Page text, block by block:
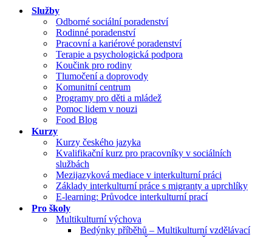
Služby
Odborné sociální poradenství
Rodinné poradenství
Pracovní a kariérové poradenství
Terapie a psychologická podpora
Koučink pro rodiny
Tlumočení a doprovody
Komunitní centrum
Programy pro děti a mládež
Pomoc lidem v nouzi
Food Blog
Kurzy
Kurzy českého jazyka
Kvalifikační kurz pro pracovníky v sociálních
službách
Mezijazyková mediace v interkulturní práci
Základy interkulturní práce s migranty a uprchlíky
E-learning: Průvodce interkulturní prací
Pro školy
Multikulturní výchova
Bedýnky příběhů – Multikulturní vzdělávací